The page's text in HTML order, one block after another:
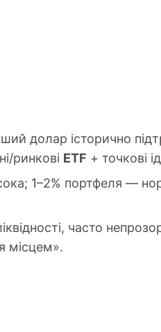
долар історично
ринкові ETF + точкові
1–2% портфеля —
часто
місцем».